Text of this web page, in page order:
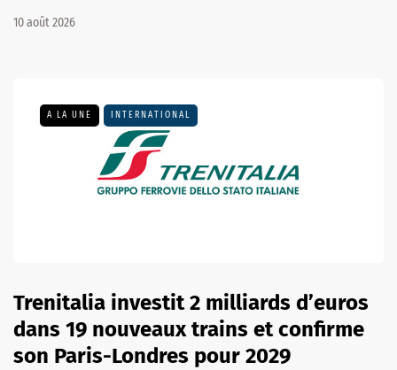
10 août 2026
A LA UNE INTERNATIONAL
Trenitalia investit 2 milliards d’euros
dans 19 nouveaux trains et confirme
son Paris-Londres pour 2029